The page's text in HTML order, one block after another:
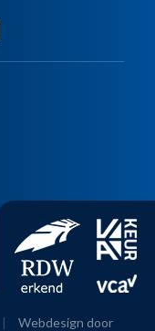
| Webdesign door